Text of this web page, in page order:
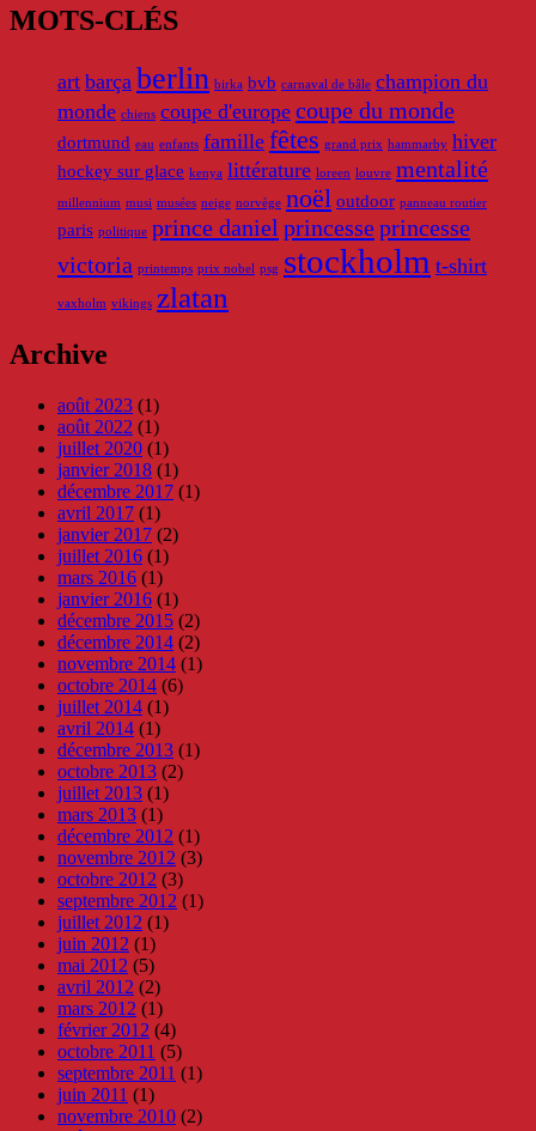
MOTS-CLÉS
art barça berlin birka bvb carnaval de bâle champion du
monde chiens coupe d'europe coupe du monde
dortmund eau enfants famille fêtes grand prix hammarby hiver
hockey sur glace kenya littérature loreen louvre mentalité
millennium musi musées neige norvège noël outdoor panneau routier
paris politique prince daniel princesseprincesse
victoria printemps prix nobel psg stockholm t-shirt
vaxholm vikings zlatan
Archive
août 2023 (1)
août 2022 (1)
juillet 2020 (1)
janvier 2018 (1)
décembre 2017 (1)
avril 2017 (1)
janvier 2017 (2)
juillet 2016 (1)
mars 2016 (1)
janvier 2016 (1)
décembre 2015 (2)
décembre 2014 (2)
novembre 2014 (1)
octobre 2014 (6)
juillet 2014 (1)
avril 2014 (1)
décembre 2013 (1)
octobre 2013 (2)
juillet 2013 (1)
mars 2013 (1)
décembre 2012 (1)
novembre 2012 (3)
octobre 2012 (3)
septembre 2012 (1)
juillet 2012 (1)
juin 2012 (1)
mai 2012 (5)
avril 2012 (2)
mars 2012 (1)
février 2012 (4)
octobre 2011 (5)
septembre 2011 (1)
juin 2011 (1)
novembre 2010 (2)